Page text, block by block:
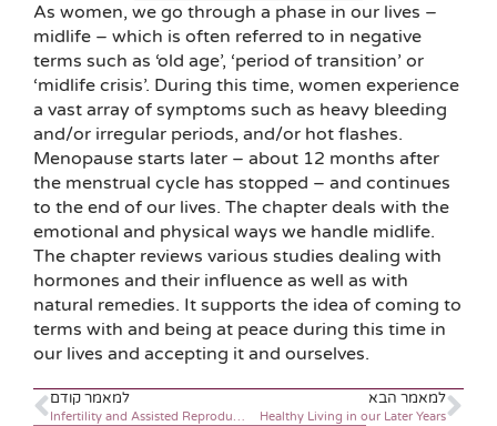
As women, we go through a phase in our lives –
midlife – which is often referred to in negative
terms such as ‘old age’, ‘period of transition’ or
‘midlife crisis’. During this time, women experience
a vast array of symptoms such as heavy bleeding
and/or irregular periods, and/or hot flashes.
Menopause starts later – about 12 months after
the menstrual cycle has stopped – and continues
to the end of our lives. The chapter deals with the
emotional and physical ways we handle midlife.
The chapter reviews various studies dealing with
hormones and their influence as well as with
natural remedies. It supports the idea of coming to
terms with and being at peace during this time in
our lives and accepting it and ourselves.
למאמר קודם
Infertility and Assisted Reproduction
למאמר הבא
Healthy Living in our Later Years